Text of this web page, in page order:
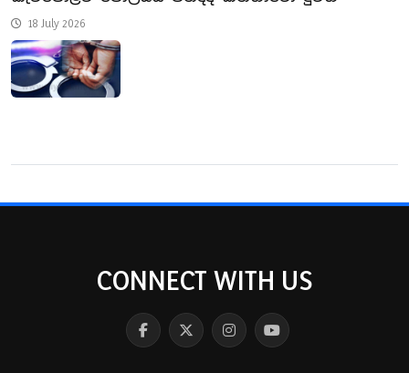
18 July 2026
CONNECT WITH US